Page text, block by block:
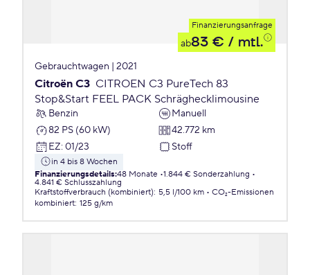
Finanzierungsanfrage
ab83 € / mtl.
Gebrauchtwagen | 2021
Citroën C3 CITROEN C3 PureTech 83
Stop&Start FEEL PACK Schräghecklimousine
Benzin
Manuell
82 PS (60 kW)
42.772 km
EZ: 01/23 Stoff
in 4 bis 8 Wochen
Finanzierungsdetails:48 Monate 1.844 € Sonderzahlung
4.841 € Schlusszahlung
Kraftstoffverbrauch (kombiniert): 5,5 l/100 km
CO₂-Emissionen
kombiniert: 125 g/km